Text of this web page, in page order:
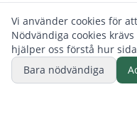
Vi använder cookies för
Nödvändiga cookies
hjälper oss förstå hur
Bara nödvändiga